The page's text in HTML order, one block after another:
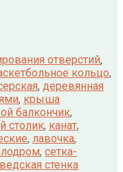
отверстий,
кольцо,
, деревянная
, крыша
балкончик,
столик, канат,
, лавочка,
, сетка-
стенка